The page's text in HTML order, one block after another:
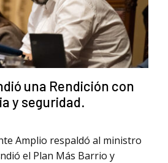
una Rendición con
y seguridad.
Amplio respaldó al ministro
el Plan Más Barrio y